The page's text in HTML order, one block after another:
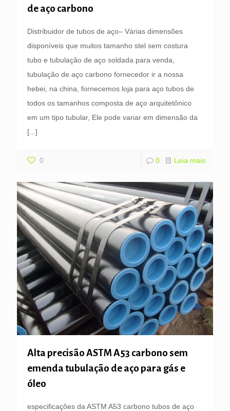
de aço carbono
Distribuidor de tubos de aço– Várias dimensões
disponíveis que muitos tamanho stel sem costura
tubo e tubulação de aço soldada para venda,
tubulação de aço carbono fornecedor ir a nossa
hebei, na china, fornecemos loja para aço tubos de
todos os tamanhos composta de aço arquitetônico
em um tipo tubular, Ele pode variar em dimensão da
[...]
0 0 Leia mais
Alta precisão ASTM A53 carbono sem
emenda tubulação de aço para gás e
óleo
especificações da ASTM A53 carbono tubos de aço